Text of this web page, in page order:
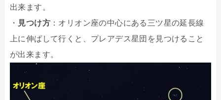
出来ます。
・ 見つけ方 ：オリオン座の中心にある三ツ星の延長線
上に伸ばして行くと、プレアデス星団を見つけること
が出来ます。